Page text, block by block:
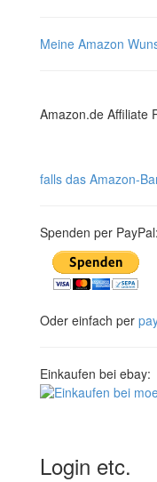
Meine Amazon
Amazon.de Affiliate
falls das Amazon-
Spenden per PayPal:
Oder einfach per
Einkaufen bei ebay:
Login etc.